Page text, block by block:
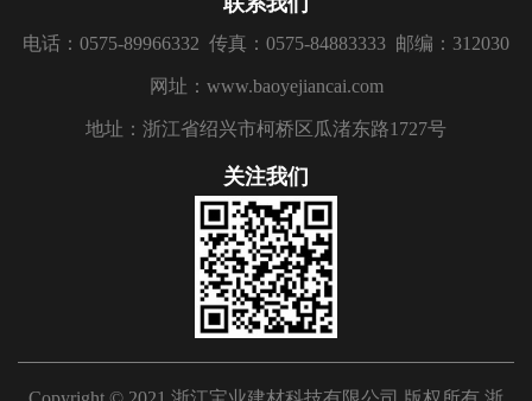
电话：0575-89966332 传真：0575-84883333 邮编：312030
网址：www.baoyejiancai.com
地址：浙江省绍兴市柯桥区瓜渚东路1727号
关注我们